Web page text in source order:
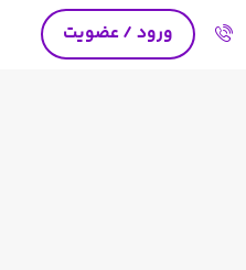
ورود / عضویت